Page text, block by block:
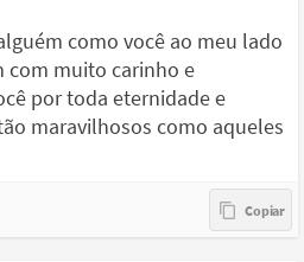
como você ao meu lado
com muito carinho e
por toda eternidade e
maravilhosos como aqueles